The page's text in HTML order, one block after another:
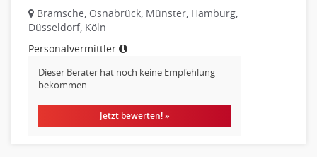
Notar-, Justizfachangestellter, Anwaltsfachgehilfe
Notariat
Richter, Justizbeamte
Analyst
Anlageberatung, Vermögensberatung
Asset-/Fonds-Management
Börsenhandel
Bramsche, Osnabrück, Münster, Hamburg,
Düsseldorf, Köln
Personalvermittler
Dieser Berater hat noch keine Empfehlung
bekommen.
Jetzt bewerten! »